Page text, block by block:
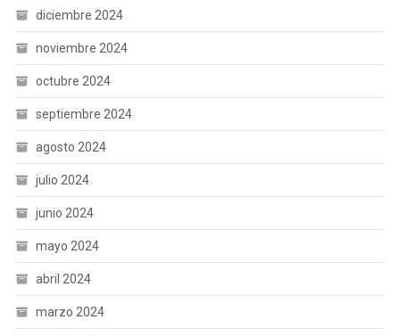
diciembre 2024
noviembre 2024
octubre 2024
septiembre 2024
agosto 2024
julio 2024
junio 2024
mayo 2024
abril 2024
marzo 2024